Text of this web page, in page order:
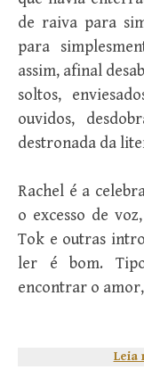
de raiva para
para
assim, afinal
soltos,
ouvidos,
destronada da
Rachel é a
o excesso de
Tok e outras
ler é bom.
encontrar o
Leia